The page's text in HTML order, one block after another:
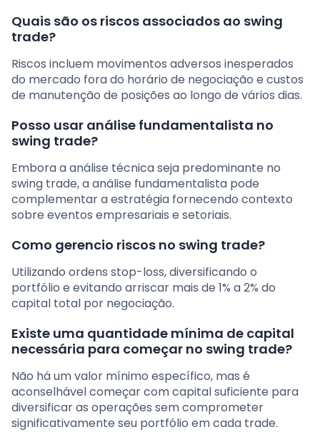
Quais são os riscos associados ao swing
trade?
Riscos incluem movimentos adversos inesperados
do mercado fora do horário de negociação e custos
de manutenção de posições ao longo de vários dias.
Posso usar análise fundamentalista no
swing trade?
Embora a análise técnica seja predominante no
swing trade, a análise fundamentalista pode
complementar a estratégia fornecendo contexto
sobre eventos empresariais e setoriais.
Como gerencio riscos no swing trade?
Utilizando ordens stop-loss, diversificando o
portfólio e evitando arriscar mais de 1% a 2% do
capital total por negociação.
Existe uma quantidade mínima de capital
necessária para começar no swing trade?
Não há um valor mínimo específico, mas é
aconselhável começar com capital suficiente para
diversificar as operações sem comprometer
significativamente seu portfólio em cada trade.